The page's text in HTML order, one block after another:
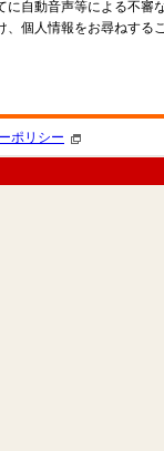
に自動音声等による不審
、個人情報をお尋ねする
ポリシー